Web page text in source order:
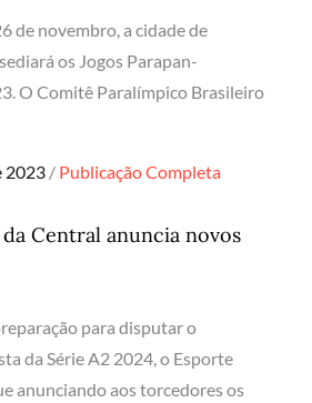
de novembro, a cidade de
os Jogos Parapan-
O Comitê Paralímpico Brasileiro
2023 Publicação Completa
Central anuncia novos
para disputar o
da Série A2 2024, o Esporte
anunciando aos torcedores os